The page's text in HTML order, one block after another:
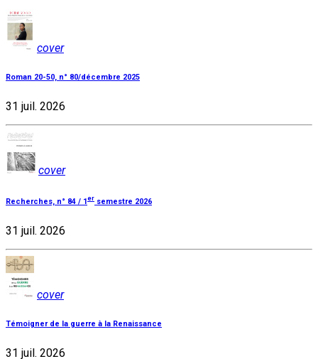
cover
Roman 20-50, n° 80/décembre 2025
31 juil. 2026
cover
Recherches, n° 84 / 1er semestre 2026
31 juil. 2026
cover
Témoigner de la guerre à la Renaissance
31 juil. 2026